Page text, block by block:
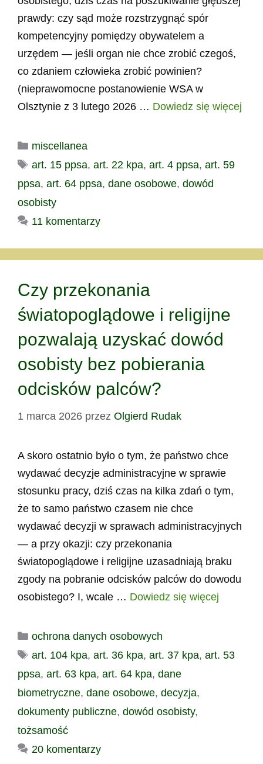
prawdy: czy sąd może rozstrzygnąć spór
kompetencyjny pomiędzy obywatelem a
urzędem — jeśli organ nie chce zrobić czegoś,
co zdaniem człowieka zrobić powinien?
(nieprawomocne postanowienie WSA w
Olsztynie z 3 lutego 2026 … Dowiedz się więcej
Kategorie
miscellanea
Tagi
art. 15 ppsa, art. 22 kpa, art. 4 ppsa, art. 59
ppsa, art. 64 ppsa, dane osobowe, dowód
osobisty
11 komentarzy
Czy przekonania
światopoglądowe i religijne
pozwalają uzyskać dowód
osobisty bez pobierania
odcisków palców?
1 marca 2026 przez Olgierd Rudak
A skoro ostatnio było o tym, że państwo chce
wydawać decyzje administracyjne w sprawie
stosunku pracy, dziś czas na kilka zdań o tym,
że to samo państwo czasem nie chce
wydawać decyzji w sprawach administracyjnych
— a przy okazji: czy przekonania
światopoglądowe i religijne uzasadniają braku
zgody na pobranie odcisków palców do dowodu
osobistego? I, wcale … Dowiedz się więcej
Kategorie
ochrona danych osobowych
Tagi
art. 104 kpa, art. 36 kpa, art. 37 kpa, art. 53
ppsa, art. 63 kpa, art. 64 kpa, dane
biometryczne, dane osobowe, decyzja,
dokumenty publiczne, dowód osobisty,
tożsamość
20 komentarzy